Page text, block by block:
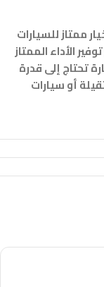
ممتاز للسيارات
الأداء الممتاز
تحتاج إلى قدرة
أو سيارات